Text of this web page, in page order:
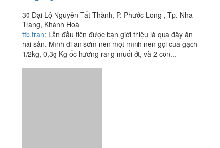
3.4/ 5Trà Sữa Hatsu - Trường
Sa
18 Trường Sa, Tp. Nha Trang, Khánh Hoà
ngoanh4895:Trà sữa ở đây thì ko có gì phải chê, giá rẻ